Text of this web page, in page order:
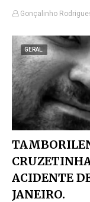
Gonçalinho
GERAL.
ACIDENTE
JANEIRO.